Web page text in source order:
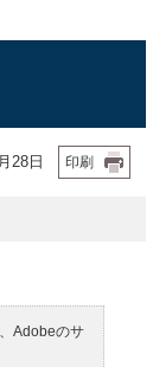
28日 印刷
Adobeのサ